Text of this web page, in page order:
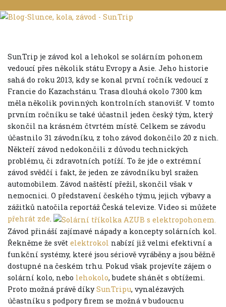
SunTrip je závod kol a lehokol se solárním pohonem
vedoucí přes několik státu Evropy a Asie. Jeho historie
sahá do roku 2013, kdy se konal první ročník vedoucí z
Francie do Kazachstánu. Trasa dlouhá okolo 7300 km
měla několik povinných kontrolních stanovišť. V tomto
prvním ročníku se také účastnil jeden český tým, který
skončil na krásném čtvrtém místě. Celkem se závodu
účastnilo 31 závodníku, z toho závod dokončilo 20 z nich.
Někteří závod nedokončili z důvodu technických
problému, či zdravotních potíží. To že jde o extrémní
závod svědčí i fakt, že jeden ze závodníku byl sražen
automobilem. Závod naštěstí přežil, skončil však v
nemocnici. O představení českého týmu, jejich výbavy a
zážitků natočila reportáž Česká televize. Video si můžete
přehrát zde.
Závod přináší zajímavé nápady a koncepty solárních kol.
Řekněme že svět elektrokol nabízí již velmi efektivní a
funkční systémy, které jsou sériově vyráběny a jsou běžně
dostupné na českém trhu. Pokud však projevíte zájem o
solární kolo, nebo lehokolo, budete shánět s obtížemi.
Proto možná právě díkySunTripu, vynalézavých
účastníku s podpory firem se možná v budoucnu